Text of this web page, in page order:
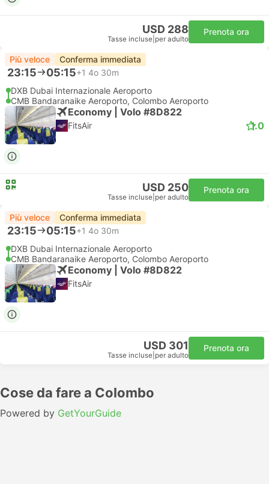
USD 288
Tasse incluse per adulto
Prenota ora
Più veloce Conferma immediata
23:15 05:15+1 4o 30m
DXB Dubai Internazionale Aeroporto
CMB Bandaranaike Aeroporto, Colombo Aeroporto
Economy | Volo #8D822
FitsAir 1.0
USD 250
Tasse incluse per adulto
Prenota ora
Più veloce Conferma immediata
23:15 05:15+1 4o 30m
DXB Dubai Internazionale Aeroporto
CMB Bandaranaike Aeroporto, Colombo Aeroporto
Economy | Volo #8D822
FitsAir
USD 301
Tasse incluse per adulto
Prenota ora
Cose da fare a Colombo
Powered by GetYourGuide